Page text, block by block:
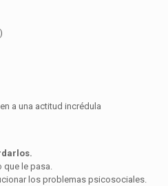
a una actitud incrédula
que le pasa.
los problemas psicosociales.